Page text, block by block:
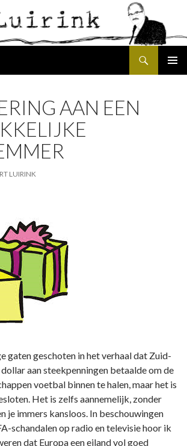
AAN EEN
LUIRINK
gaten geschoten in het verhaal dat Zuid-
aan steekpenningen betaalde om de
voetbal binnen te halen, maar het is
Het is zelfs aannemelijk, zonder
je immers kansloos. In beschouwingen
schandalen op radio en televisie hoor ik
dat Europa een eiland vol goed